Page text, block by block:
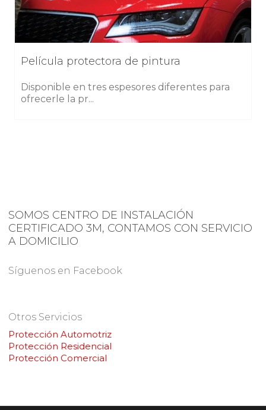
Película protectora de pintura
Disponible en tres espesores diferentes para
ofrecerle la pr...
SOMOS CENTRO DE INSTALACIÓN
CERTIFICADO 3M, CONTAMOS CON SERVICIO
A DOMICILIO
Síguenos en Facebook
Otros Servicios
Protección Automotriz
Protección Residencial
Protección Comercial